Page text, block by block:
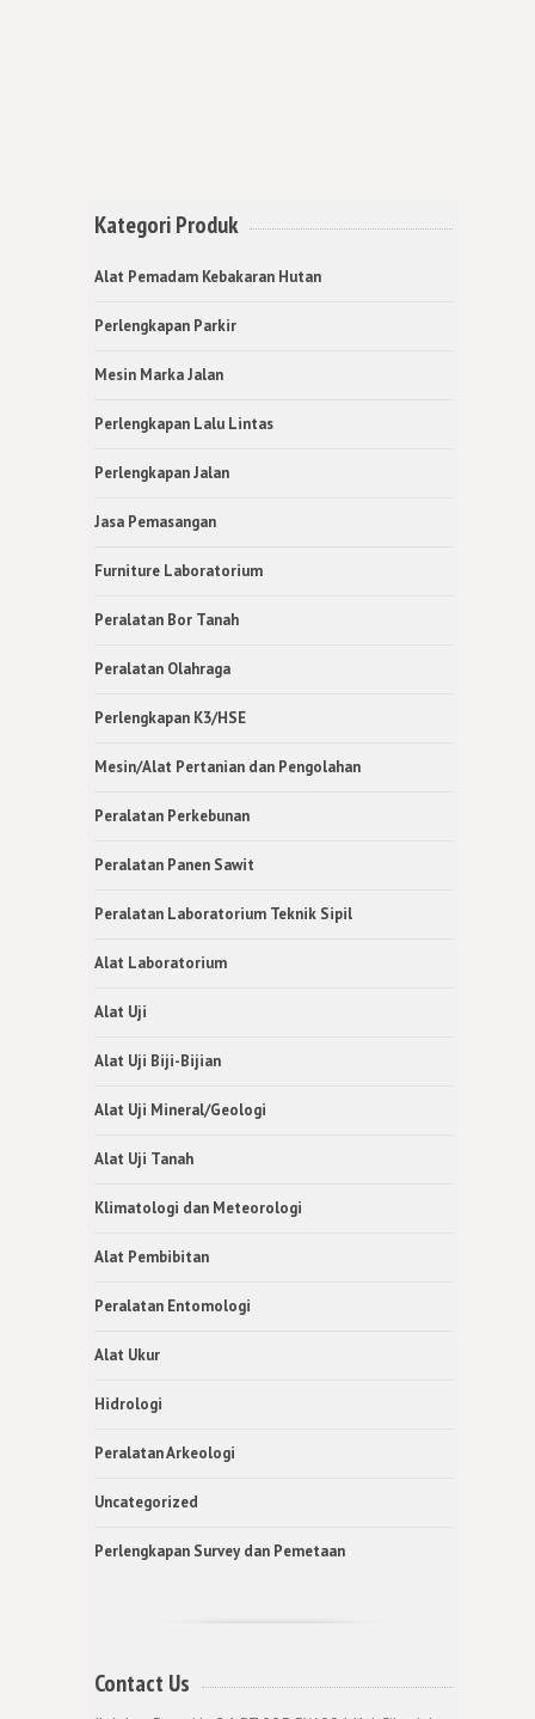
Kategori Produk
Alat Pemadam Kebakaran Hutan
Perlengkapan Parkir
Mesin Marka Jalan
Perlengkapan Lalu Lintas
Perlengkapan Jalan
Jasa Pemasangan
Furniture Laboratorium
Peralatan Bor Tanah
Peralatan Olahraga
Perlengkapan K3/HSE
Mesin/Alat Pertanian dan Pengolahan
Peralatan Perkebunan
Peralatan Panen Sawit
Peralatan Laboratorium Teknik Sipil
Alat Laboratorium
Alat Uji
Alat Uji Biji-Bijian
Alat Uji Mineral/Geologi
Alat Uji Tanah
Klimatologi dan Meteorologi
Alat Pembibitan
Peralatan Entomologi
Alat Ukur
Hidrologi
Peralatan Arkeologi
Uncategorized
Perlengkapan Survey dan Pemetaan
Contact Us